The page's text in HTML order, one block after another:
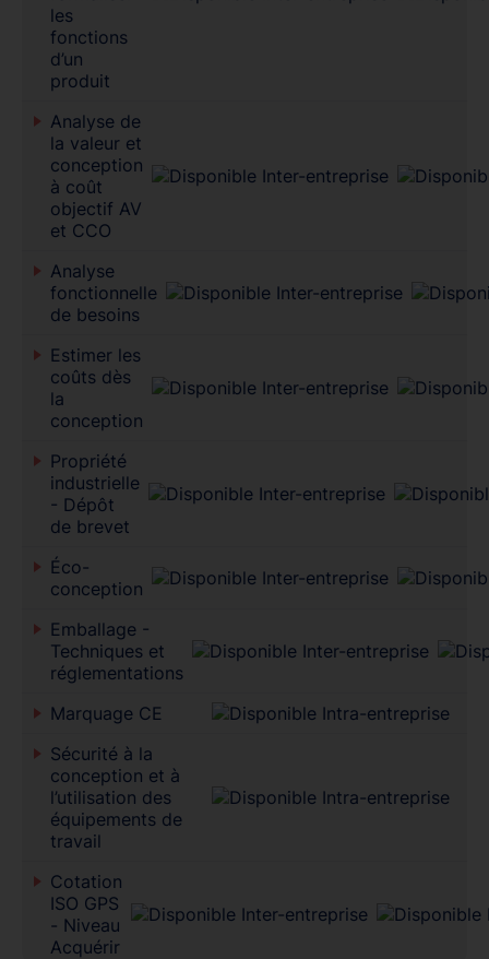
les
fonctions
d’un
produit
Analyse de
la valeur et
conception
à coût
objectif AV
et CCO
Analyse
fonctionnelle
de besoins
Estimer les
coûts dès
la
conception
Propriété
industrielle
- Dépôt
de brevet
Éco-
conception
Emballage -
Techniques et
réglementations
Marquage CE
Sécurité à la
conception et à
l’utilisation des
équipements de
travail
Cotation
ISO GPS
- Niveau
Acquérir